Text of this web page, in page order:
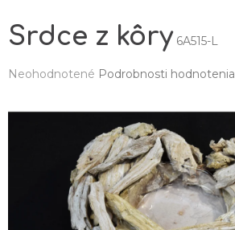
Srdce z kôry 6A515-L
Priemerné
hviezdičiek.
Neohodnotené Podrobnosti hodnotenia